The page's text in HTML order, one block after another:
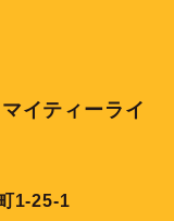
イティーライ
1-25-1